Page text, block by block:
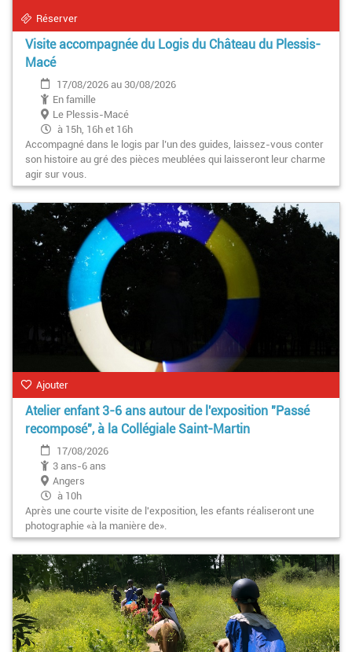
Réserver
Visite accompagnée du Logis du Château du Plessis-
Macé
17/08/2026 au 30/08/2026
En famille
Le Plessis-Macé
à 15h, 16h et 16h
Accompagné dans le logis par l’un des guides, laissez-vous conter
son histoire au gré des pièces meublées qui laisseront leur charme
agir sur vous.
Ajouter
Atelier enfant 3-6 ans autour de l'exposition "Passé
recomposé", à la Collégiale Saint-Martin
17/08/2026
3 ans-6 ans
Angers
à 10h
Après une courte visite de l'exposition, les efants réaliseront une
photographie «à la manière de».